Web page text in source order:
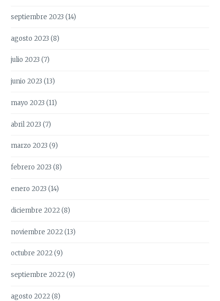
septiembre 2023 (14)
agosto 2023 (8)
julio 2023 (7)
junio 2023 (13)
mayo 2023 (11)
abril 2023 (7)
marzo 2023 (9)
febrero 2023 (8)
enero 2023 (14)
diciembre 2022(8)
noviembre 2022(13)
octubre 2022(9)
septiembre 2022(9)
agosto 2022(8)